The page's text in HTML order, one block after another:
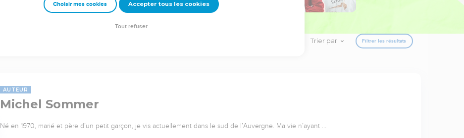
Trier par Filtrer les résultats
AUTEUR
Michel Sommer
Né en 1970, marié et père d’un petit garçon, je vis actuellement dans le sud de l’Auvergne. Ma vie n’ayant …
Choisir mes cookies Accepter tous les cookies
Tout refuser